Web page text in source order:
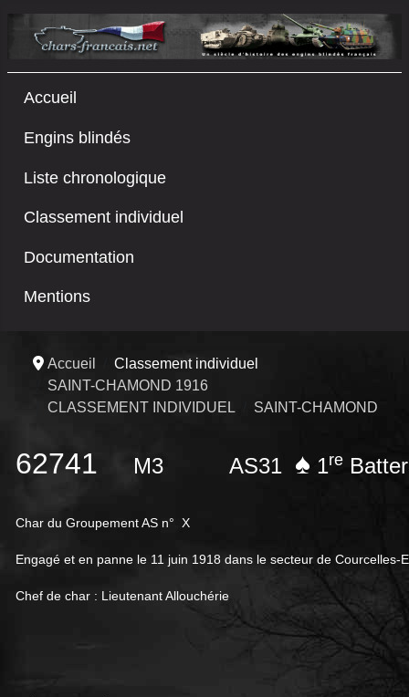
Accueil
Engins blindés
Liste chronologique
Classement individuel
Documentation
Mentions
Accueil
Classement individuel
SAINT-CHAMOND 1916
CLASSEMENT INDIVIDUEL
SAINT-CHAMOND
62741 M3 AS31 ♠ 1re
Char du Groupement AS n° X
Engagé et en panne le 11 juin 1918 dans le secteur de Courcelles-
Chef de char : Lieutenant Allouchérie